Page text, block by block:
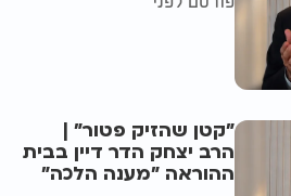
"קטן שהזיק פטור" |
הרב יצחק הדר דיין בבית
ההוראה "מענה הלכה"